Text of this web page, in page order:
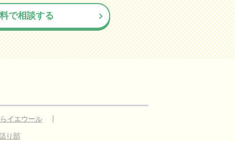
で相談する
イエウール
り部